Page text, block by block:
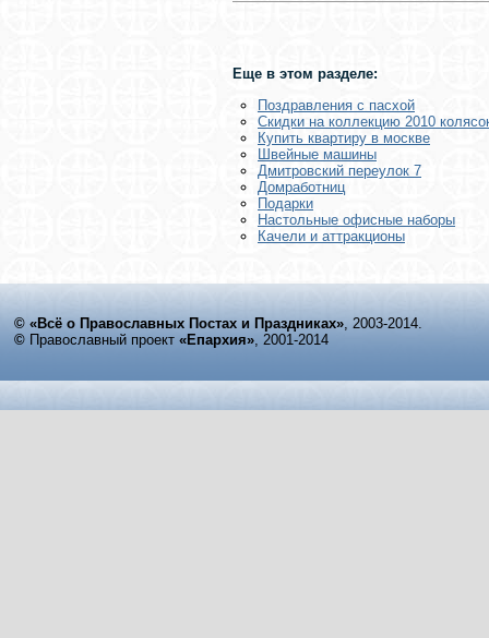
Еще в этом разделе:
Поздравления с пасхой
Скидки на коллекцию 2010
Купить квартиру в москве
Швейные машины
Дмитровский переулок 7
Домработниц
Подарки
Настольные офисные наборы
Качели и аттракционы
© «Всё о Православных Постах и Праздниках», 2003-2014.
© Православный проект «Епархия», 2001-2014